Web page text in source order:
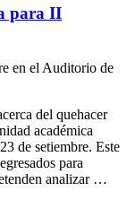
para II
en el Auditorio de
del quehacer
académica
de setiembre. Este
para
analizar …